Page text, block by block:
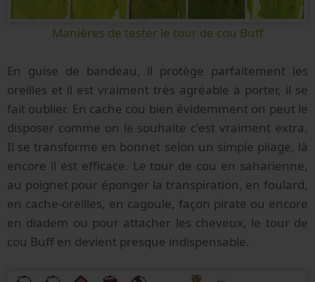
Manières de tester le tour de cou Buff
En guise de bandeau, il protège parfaitement les
oreilles et il est vraiment très agréable à porter, il se
fait oublier. En cache cou bien évidemment on peut le
disposer comme on le souhaite c'est vraiment extra.
Il se transforme en bonnet selon un simple pliage, là
encore il est efficace. Le tour de cou en saharienne,
au poignet pour éponger la transpiration, en foulard,
en cache-oreilles, en cagoule, façon pirate ou encore
en diadem ou pour attacher les cheveux, le tour de
cou Buff en devient presque indispensable.